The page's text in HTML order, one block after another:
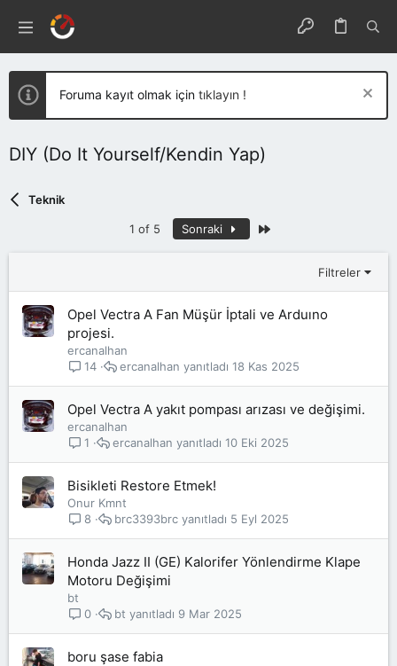
Foruma kayıt olmak için tıklayın !
DIY (Do It Yourself/Kendin Yap)
Teknik
1 of 5 Sonraki
Filtreler
Opel Vectra A Fan Müşür İptali ve Arduıno
projesi.
ercanalhan
14
18 Kas 2025
ercanalhan
Opel Vectra A yakıt pompası arızası ve değişimi.
ercanalhan
1
10 Eki 2025
ercanalhan
Bisikleti Restore Etmek!
Onur Kmnt
8
5 Eyl 2025
brc3393brc
Honda Jazz II (GE) Kalorifer Yönlendirme Klape
Motoru Değişimi
bt
0
9 Mar 2025
bt
boru şase fabia